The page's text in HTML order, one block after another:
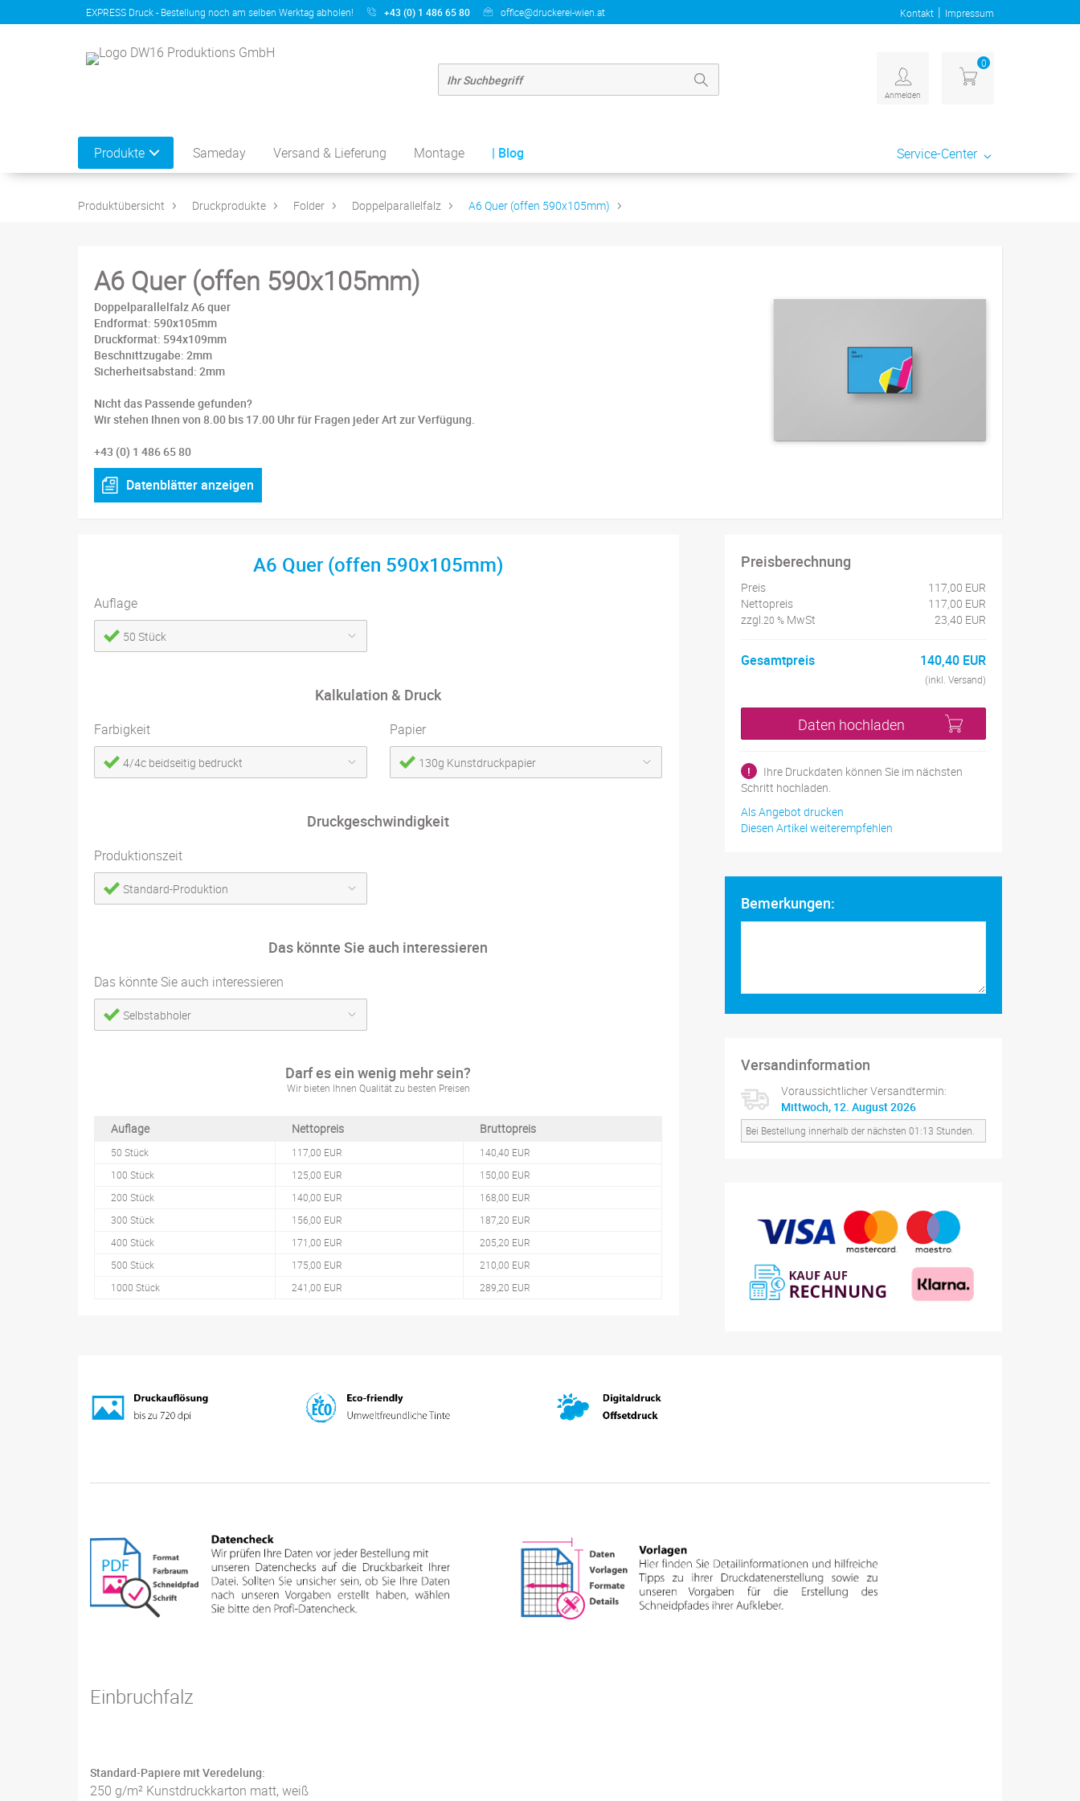
EXPRESS Druck - Bestellung noch am selben Werktag abholen! +43 (0) 1 486 65 80 office@druckerei-wien.at Kontakt | Impressum
Anmelden
0
Produkte Sameday Versand & Lieferung Montage | Blog Service-Center
Produktübersicht Druckprodukte Folder Doppelparallelfalz A6 Quer (offen 590x105mm)
A6 Quer (offen 590x105mm)
Doppelparallelfalz A6 quer
Endformat: 590x105mm
Druckformat: 594x109mm
Beschnittzugabe: 2mm
Sicherheitsabstand: 2mm
Nicht das Passende gefunden?
Wir stehen Ihnen von 8.00 bis 17.00 Uhr für Fragen jeder Art zur Verfügung.
+43 (0) 1 486 65 80
Datenblätter anzeigen
A6 Quer (offen 590x105mm)
Auflage
50 Stück
Kalkulation & Druck
Farbigkeit
4/4c beidseitig bedruckt
Papier
130g Kunstdruckpapier
Druckgeschwindigkeit
Produktionszeit
Standard-Produktion
Das könnte Sie auch interessieren
Das könnte Sie auch interessieren
Selbstabholer
Darf es ein wenig mehr sein?
Wir bieten Ihnen Qualität zu besten Preisen
Auflage Nettopreis Bruttopreis
50 Stück 117,00 EUR
140,40 EUR
100 Stück
125,00 EUR
150,00 EUR
200 Stück
140,00 EUR
168,00 EUR
300 Stück
156,00 EUR
187,20 EUR
400 Stück
171,00 EUR
205,20 EUR
500 Stück
175,00 EUR
210,00 EUR
1000 Stück
241,00 EUR 289,20 EUR
Preisberechnung
Preis
117,00 EUR
Nettopreis
117,00 EUR
zzgl.20 % MwSt 23,40 EUR
Gesamtpreis 140,40 EUR
(inkl. Versand)
Daten hochladen
!
Ihre Druckdaten können Sie im nächsten
Schritt hochladen.
Als Angebot drucken
Diesen Artikel weiterempfehlen
Bemerkungen:
Versandinformation
Voraussichtlicher Versandtermin:
Mittwoch, 12. August 2026
Bei Bestellung innerhalb der nächsten 01:13 Stunden.
Einbruchfalz
Standard-Papiere mit Veredelung:
250 g/m² Kunstdruckkarton matt, weiß